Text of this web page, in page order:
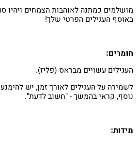
מושלמים כמתנה לאוהבות הצמחים ויהיו
באוסף העגילים הפרטי שלך!
חומרים:
העגילים עשויים מבראס (פליז).
לשמירה על העגילים לאורך זמן, יש
נוסף, קראי בהמשך - "חשוב לדעת".
מידות: